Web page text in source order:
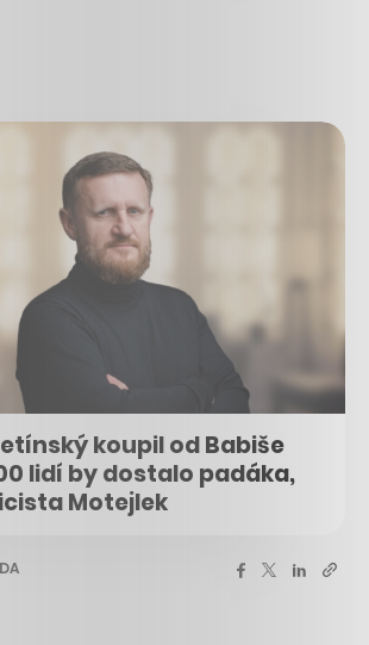
koupil od Babiše
lidí by dostalo padáka,
Motejlek